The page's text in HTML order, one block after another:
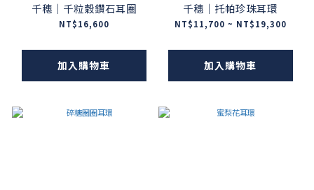
千穗｜千粒穀鑽石耳圈
NT$16,600
加入購物車
千穗｜托帕珍珠耳環
NT$11,700 ~ NT$19,300
加入購物車